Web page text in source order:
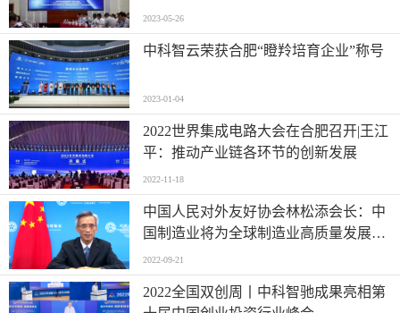
2023-05-26
中科智云荣获合肥“瞪羚培育企业”称号
2023-01-04
2022世界集成电路大会在合肥召开|王江
平：推动产业链各环节的创新发展
2022-11-18
中国人民对外友好协会林松添会长：中
国制造业将为全球制造业高质量发展注
入强劲动能| 2022世界制造业大会
2022-09-21
2022全国双创周丨中科智驰成果亮相第